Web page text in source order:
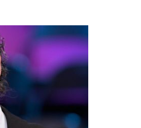
Jüchen
Kaarst
Kleve